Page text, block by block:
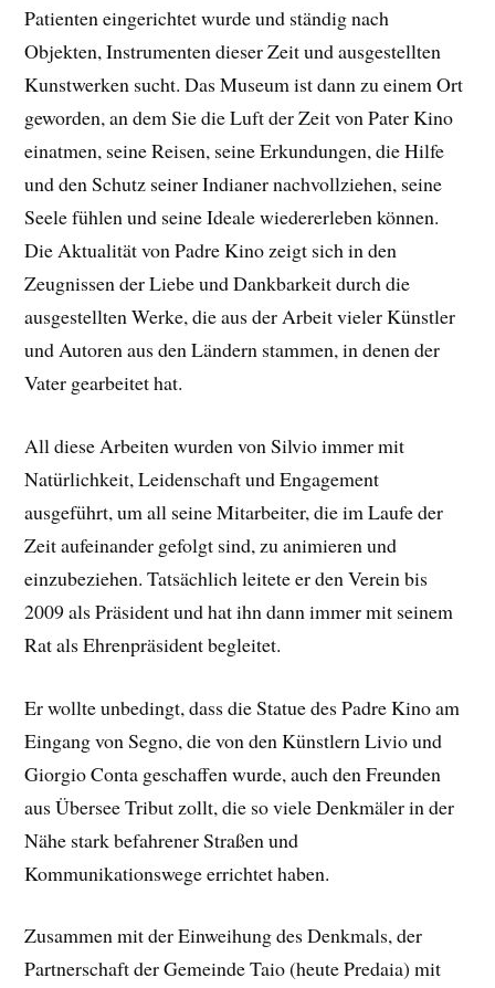
Patienten eingerichtet wurde und ständig nach
Objekten, Instrumenten dieser Zeit und ausgestellten
Kunstwerken sucht. Das Museum ist dann zu einem Ort
geworden, an dem Sie die Luft der Zeit von Pater Kino
einatmen, seine Reisen, seine Erkundungen, die Hilfe
und den Schutz seiner Indianer nachvollziehen, seine
Seele fühlen und seine Ideale wiedererleben können.
Die Aktualität von Padre Kino zeigt sich in den
Zeugnissen der Liebe und Dankbarkeit durch die
ausgestellten Werke, die aus der Arbeit vieler Künstler
und Autoren aus den Ländern stammen, in denen der
Vater gearbeitet hat.
All diese Arbeiten wurden von Silvio immer mit
Natürlichkeit, Leidenschaft und Engagement
ausgeführt, um all seine Mitarbeiter, die im Laufe der
Zeit aufeinander gefolgt sind, zu animieren und
einzubeziehen. Tatsächlich leitete er den Verein bis
2009 als Präsident und hat ihn dann immer mit seinem
Rat als Ehrenpräsident begleitet.
Er wollte unbedingt, dass die Statue des Padre Kino am
Eingang von Segno, die von den Künstlern Livio und
Giorgio Conta geschaffen wurde, auch den Freunden
aus Übersee Tribut zollt, die so viele Denkmäler in der
Nähe stark befahrener Straßen und
Kommunikationswege errichtet haben.
Zusammen mit der Einweihung des Denkmals, der
Partnerschaft der Gemeinde Taio (heute Predaia) mit